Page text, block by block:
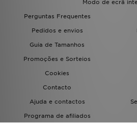
Modo de ecrã
Perguntas Frequentes
Pedidos e envios
Guia de Tamanhos
Promoções e Sorteios
Cookies
Contacto
Ajuda e contactos
Programa de afiliados